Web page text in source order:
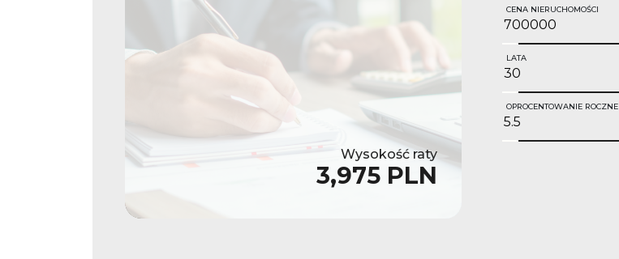
Wysokość raty
3,975 PLN
CENA NIERUCHOMOŚCI
LATA
OPROCENTOWANIE ROCZNE